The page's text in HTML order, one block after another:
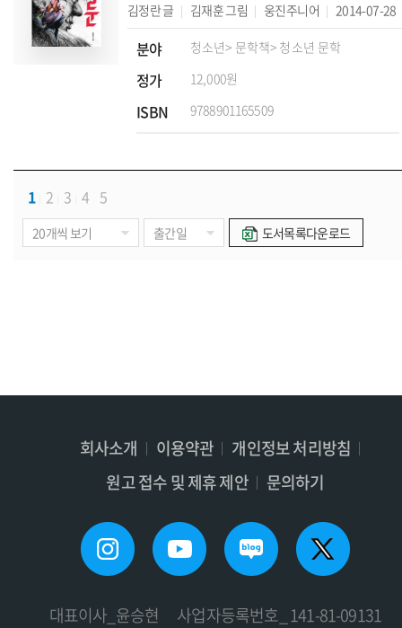
김정란글 김재훈그림 웅진주니어 2014-07-28
분야 청소년> 문학책> 청소년 문학
정가 12,000원
ISBN 9788901165509
1 2 3 4 5
도서목록다운로드
회사소개 이용약관
개인정보 처리방침
원고 접수 및 제휴 제안
문의하기
대표이사_윤승현
사업자등록번호_ 141-81-09131